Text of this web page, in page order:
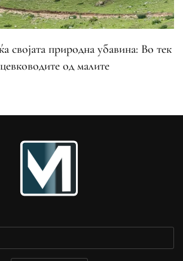
својата природна убавина: Во тек
од малите